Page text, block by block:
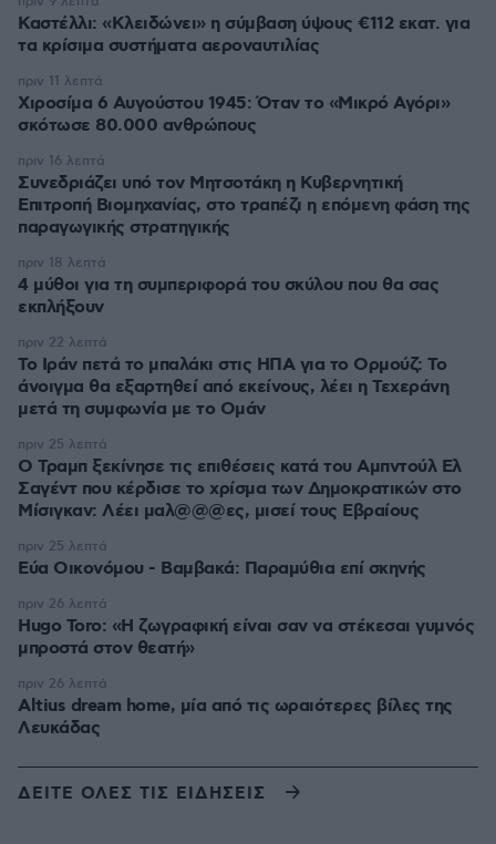
Καστέλλι: «Κλειδώνει» η σύμβαση ύψους €112 εκατ. για
τα κρίσιμα συστήματα αεροναυτιλίας
Χιροσίμα 6 Αυγούστου 1945: Όταν το «Μικρό Αγόρι»
σκότωσε 80.000 ανθρώπους
πριν 11 λεπτά
Συνεδριάζει υπό τον Μητσοτάκη η Κυβερνητική
Επιτροπή Βιομηχανίας, στο τραπέζι η επόμενη φάση της
παραγωγικής στρατηγικής
πριν 16 λεπτά
4 μύθοι για τη συμπεριφορά του σκύλου που θα σας
εκπλήξουν
πριν 18 λεπτά
Το Ιράν πετά το μπαλάκι στις ΗΠΑ για το Ορμούζ: Το
άνοιγμα θα εξαρτηθεί από εκείνους, λέει η Τεχεράνη
μετά τη συμφωνία με το Ομάν
πριν 22 λεπτά
O Τραμπ ξεκίνησε τις επιθέσεις κατά του Αμπντούλ Ελ
Σαγέντ που κέρδισε το χρίσμα των Δημοκρατικών στο
Μίσιγκαν: Λέει μαλ@@@ες, μισεί τους Εβραίους
πριν 25 λεπτά
Εύα Οικονόμου - Βαμβακά: Παραμύθια επί σκηνής
πριν 25 λεπτά
Hugo Toro: «Η ζωγραφική είναι σαν να στέκεσαι γυμνός
μπροστά στον θεατή»
πριν 26 λεπτά
Altius dream home, μία από τις ωραιότερες βίλες της
Λευκάδας
πριν 26 λεπτά
ΔΕΙΤΕ ΟΛΕΣ ΤΙΣ ΕΙΔΗΣΕΙΣ